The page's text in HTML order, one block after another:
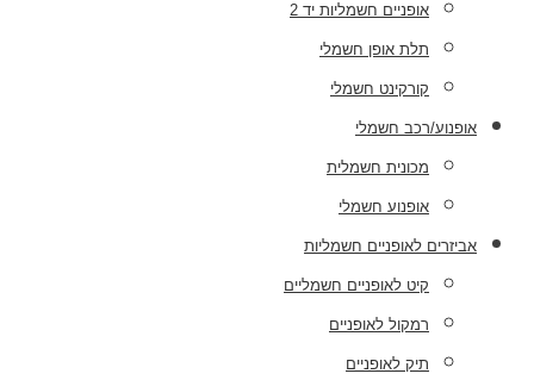
אופניים חשמליות יד 2
תלת אופן חשמלי
קורקינט חשמלי
אופנוע/רכב חשמלי
מכונית חשמלית
אופנוע חשמלי
אביזרים לאופניים חשמליות
קיט לאופניים חשמליים
רמקול לאופניים
תיק לאופניים